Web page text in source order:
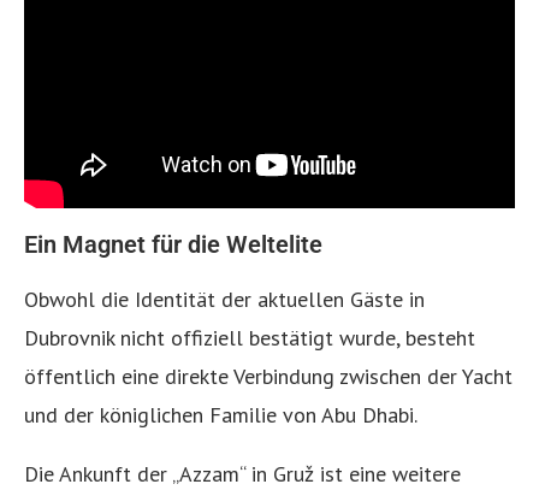
Ein Magnet für die Weltelite
Obwohl die Identität der aktuellen Gäste in
Dubrovnik nicht offiziell bestätigt wurde, besteht
öffentlich eine direkte Verbindung zwischen der Yacht
und der königlichen Familie von Abu Dhabi.
Die Ankunft der „Azzam“ in Gruž ist eine weitere